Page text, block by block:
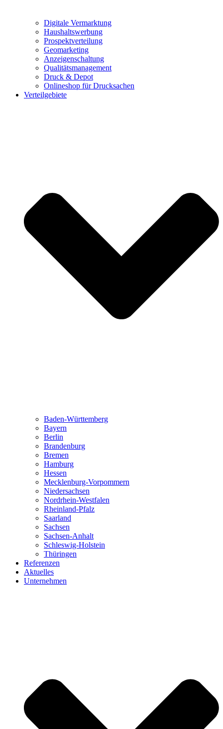
Digitale Vermarktung
Haushaltswerbung
Prospektverteilung
Geomarketing
Anzeigenschaltung
Qualitätsmanagement
Druck & Depot
Onlineshop für Drucksachen
Verteilgebiete
Baden-Württemberg
Bayern
Berlin
Brandenburg
Bremen
Hamburg
Hessen
Mecklenburg-Vorpommern
Niedersachsen
Nordrhein-Westfalen
Rheinland-Pfalz
Saarland
Sachsen
Sachsen-Anhalt
Schleswig-Holstein
Thüringen
Referenzen
Aktuelles
Unternehmen